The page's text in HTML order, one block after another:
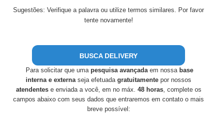
Sugestões: Verifique a palavra ou utilize termos similares. Por favor
tente novamente!
BUSCA DELIVERY
Para solicitar que uma pesquisa avançadaem nossabase
interna e externaseja efetuada gratuitamente por nossos
atendentese enviada a você, em no máx. 48 horas, complete os
campos abaixo com seus dados que entraremos em contato o mais
breve possível: